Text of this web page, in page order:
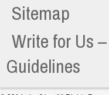
Sitemap
Write for Us
Guidelines